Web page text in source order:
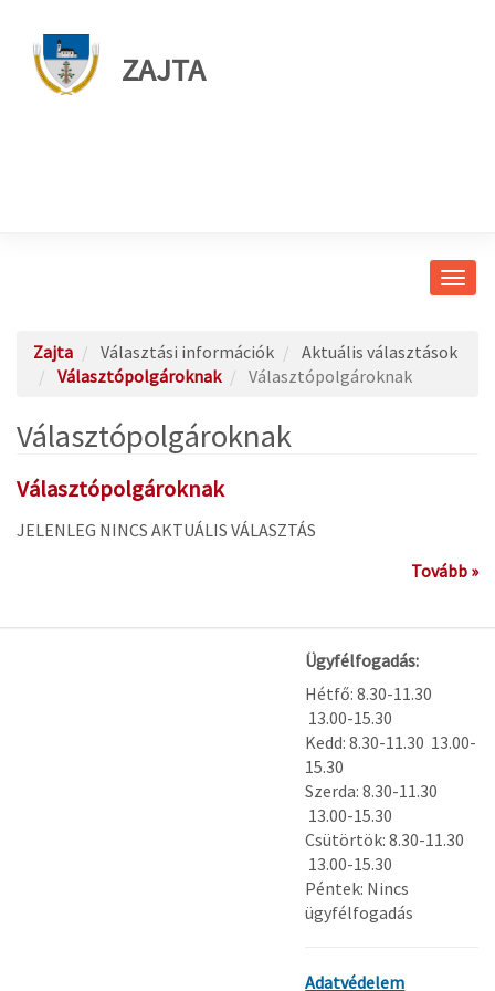
ZAJTA
Zajta Választási információk
Aktuális választások
Választópolgároknak
Választópolgároknak
Választópolgároknak
Választópolgároknak
JELENLEG NINCS AKTUÁLIS VÁLASZTÁS
Tovább »
Ügyfélfogadás:
Hétfő: 8.30-11.30
13.00-15.30
Kedd: 8.30-11.30 13.00-
15.30
Szerda: 8.30-11.30
13.00-15.30
Csütörtök: 8.30-11.30
13.00-15.30
Péntek: Nincs
ügyfélfogadás
Adatvédelem